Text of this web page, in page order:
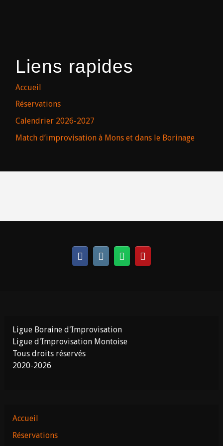
Liens rapides
Accueil
Réservations
Calendrier 2026-2027
Match d’improvisation à Mons et dans le Borinage
Ligue Boraine d'Improvisation
Ligue d'Improvisation Montoise
Tous droits réservés
2020-2026
Accueil
Réservations